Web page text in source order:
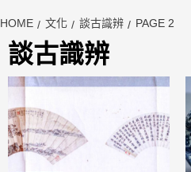
HOME 文化 談古識辨 PAGE 2
談古識辨